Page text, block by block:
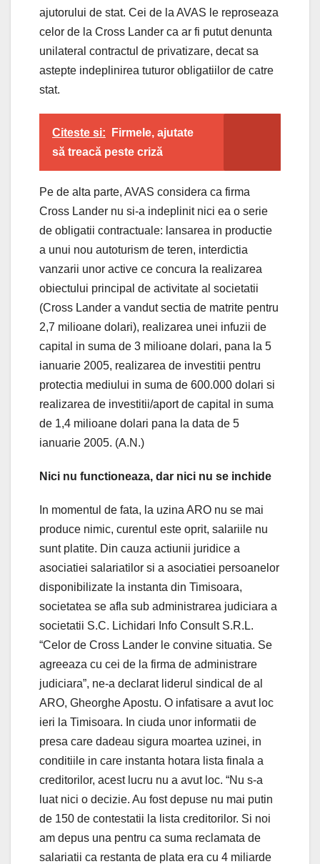
ajutorului de stat. Cei de la AVAS le reproseaza
celor de la Cross Lander ca ar fi putut denunta
unilateral contractul de privatizare, decat sa
astepte indeplinirea tuturor obligatiilor de catre
stat.
Citeste si:
Firmele, ajutate
să treacă peste criză
Pe de alta parte, AVAS considera ca firma
Cross Lander nu si-a indeplinit nici ea o serie
de obligatii contractuale: lansarea in productie
a unui nou autoturism de teren, interdictia
vanzarii unor active ce concura la realizarea
obiectului principal de activitate al societatii
(Cross Lander a vandut sectia de matrite pentru
2,7 milioane dolari), realizarea unei infuzii de
capital in suma de 3 milioane dolari, pana la 5
ianuarie 2005, realizarea de investitii pentru
protectia mediului in suma de 600.000 dolari si
realizarea de investitii/aport de capital in suma
de 1,4 milioane dolari pana la data de 5
ianuarie 2005. (A.N.)
Nici nu functioneaza, dar nici nu se inchide
In momentul de fata, la uzina ARO nu se mai
produce nimic, curentul este oprit, salariile nu
sunt platite. Din cauza actiunii juridice a
asociatiei salariatilor si a asociatiei persoanelor
disponibilizate la instanta din Timisoara,
societatea se afla sub administrarea judiciara a
societatii S.C. Lichidari Info Consult S.R.L.
“Celor de Cross Lander le convine situatia. Se
agreeaza cu cei de la firma de administrare
judiciara”, ne-a declarat liderul sindical de al
ARO, Gheorghe Apostu. O infatisare a avut loc
ieri la Timisoara. In ciuda unor informatii de
presa care dadeau sigura moartea uzinei, in
conditiile in care instanta hotara lista finala a
creditorilor, acest lucru nu a avut loc. “Nu s-a
luat nici o decizie. Au fost depuse nu mai putin
de 150 de contestatii la lista creditorilor. Si noi
am depus una pentru ca suma reclamata de
salariatii ca restanta de plata era cu 4 miliarde